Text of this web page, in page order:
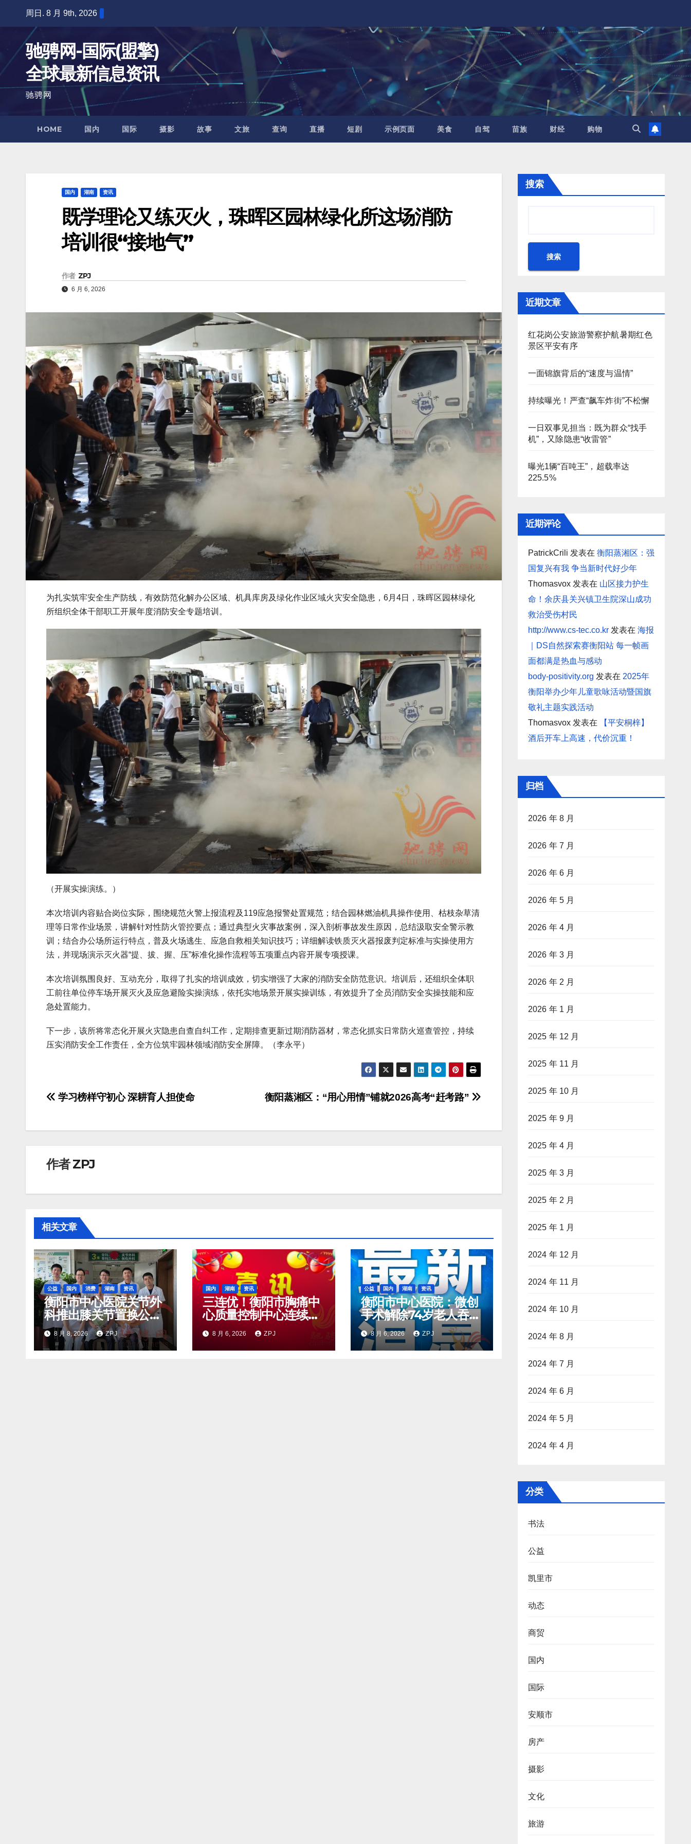
周日. 8 月 9th, 2026
驰骋网-国际(盟擎)
全球最新信息资讯
驰骋网
HOME 国内 国际 摄影 故事 文旅 查询 直播 短剧 示例页面 美食 自驾 苗族 财经 购物
国内 湖南 资讯
既学理论又练灭火，珠晖区园林绿化所这场消防
培训很“接地气”
作者 ZPJ
6 月 6, 2026
为扎实筑牢安全生产防线，有效防范化解办公区域、机具库房及绿化作业区域火灾安全隐患，6月4日，珠晖区园林绿化
所组织全体干部职工开展年度消防安全专题培训。
（开展实操演练。）
本次培训内容贴合岗位实际，围绕规范火警上报流程及119应急报警处置规范；结合园林燃油机具操作使用、枯枝杂草清
理等日常作业场景，讲解针对性防火管控要点；通过典型火灾事故案例，深入剖析事故发生原因，总结汲取安全警示教
训；结合办公场所运行特点，普及火场逃生、应急自救相关知识技巧；详细解读铁质灭火器报废判定标准与实操使用方
法，并现场演示灭火器“提、拔、握、压”标准化操作流程等五项重点内容开展专项授课。
本次培训氛围良好、互动充分，取得了扎实的培训成效，切实增强了大家的消防安全防范意识。培训后，还组织全体职
工前往单位停车场开展灭火及应急避险实操演练，依托实地场景开展实操训练，有效提升了全员消防安全实操技能和应
急处置能力。
下一步，该所将常态化开展火灾隐患自查自纠工作，定期排查更新过期消防器材，常态化抓实日常防火巡查管控，持续
压实消防安全工作责任，全方位筑牢园林领域消防安全屏障。（李永平）
文
航
衡阳蒸湘区：“用心用情”铺就2026高考“赶考路”
学习榜样守初心 深耕育人担使命
作者ZPJ
相关文章
公益 国内 消费 湖南 资讯
衡阳市中心医院关节外
科推出膝关节置换公益
项目 面向社会招募20
名资助对象
8 月 8, 2026 ZPJ
国内 湖南 资讯
三连优！衡阳市胸痛中
心质量控制中心连续三
年获评优秀市级医疗质
量控制中心
8 月 6, 2026 ZPJ
公益 国内 湖南 资讯
衡阳市中心医院：微创
手术解除74岁老人吞咽
难题
8 月 6, 2026 ZPJ
搜索
搜索
近期文章
红花岗公安旅游警察护航暑期红色
景区平安有序
一面锦旗背后的“速度与温情”
持续曝光！严查“飙车炸街”不松懈
一日双事见担当：既为群众“找手
机”，又除隐患“收雷管”
曝光1辆“百吨王”，超载率达
225.5%
近期评论
PatrickCrili 发表在 衡阳蒸湘区：强
国复兴有我 争当新时代好少年
Thomasvox发表在 山区接力护生
命！余庆县关兴镇卫生院深山成功
救治受伤村民
http://www.cs-tec.co.kr发表在 海报
｜DS自然探索赛衡阳站 每一帧画
面都满是热血与感动
body-positivity.org 发表在 2025年
衡阳举办少年儿童歌咏活动暨国旗
敬礼主题实践活动
Thomasvox发表在
【平安桐梓】
酒后开车上高速，代价沉重！
归档
2026 年 8 月
2026 年 7 月
2026 年 6 月
2026 年 5 月
2026 年 4 月
2026 年 3 月
2026 年 2 月
2026 年 1 月
2025 年 12 月
2025 年 11 月
2025 年 10 月
2025 年 9 月
2025 年 4 月
2025 年 3 月
2025 年 2 月
2025 年 1 月
2024 年 12 月
2024 年 11 月
2024 年 10 月
2024 年 8 月
2024 年 7 月
2024 年 6 月
2024 年 5 月
2024 年 4 月
分类
书法
公益
凯里市
动态
商贸
国内
国际
安顺市
房产
摄影
文化
旅游